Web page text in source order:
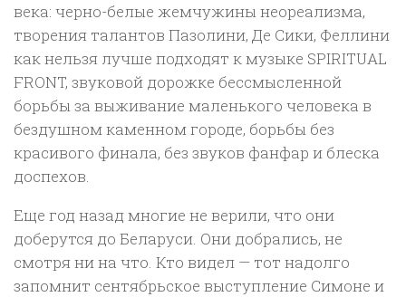
века: черно-белые жемчужины неореализма,
творения талантов Пазолини, Де Сики, Феллини
как нельзя лучше подходят к музыке SPIRITUAL
FRONT, звуковой дорожке бессмысленной
борьбы за выживание маленького человека в
бездушном каменном городе, борьбы без
красивого финала, без звуков фанфар и блеска
доспехов.
Еще год назад многие не верили, что они
доберутся до Беларуси. Они добрались, не
смотря ни на что. Кто видел — тот надолго
запомнит сентябрьское выступление Симоне и